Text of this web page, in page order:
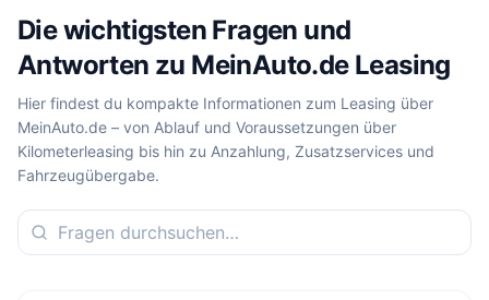
Die wichtigsten Fragen und
Antworten zu MeinAuto.de Leasing
Hier findest du kompakte Informationen zum Leasing über
MeinAuto.de – von Ablauf und Voraussetzungen über
Kilometerleasing bis hin zu Anzahlung, Zusatzservices und
Fahrzeugübergabe.